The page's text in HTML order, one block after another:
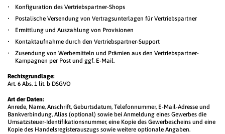
Konfiguration des Vertriebspartner-Shops
Postalische Versendung von Vertragsunterlagen für Vertriebspartner
Ermittlung und Auszahlung von Provisionen
Kontaktaufnahme durch den Vertriebspartner-Support
Zusendung von Werbemitteln und Prämien aus den Vertriebspartner-
Kampagnen per Post und ggf. E-Mail.
Rechtsgrundlage:
Art. 6 Abs. 1 lit. b DSGVO
Art der Daten:
Anrede, Name, Anschrift, Geburtsdatum, Telefonnummer, E-Mail-Adresse und
Bankverbindung, Alias (optional) sowie bei Anmeldung eines Gewerbes die
Umsatzsteuer-Identifikationsnummer, eine Kopie des Gewerbescheins und eine
Kopie des Handelsregisterauszugs sowie weitere optionale Angaben.